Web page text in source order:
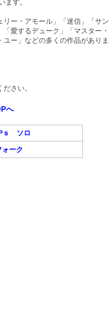
ます。
ー・アモール」「迷信」「サン
愛するデューク」「マスター・
ー」などの多くの作品がありま
さい。
へ
ｓ ソロ
ォーク